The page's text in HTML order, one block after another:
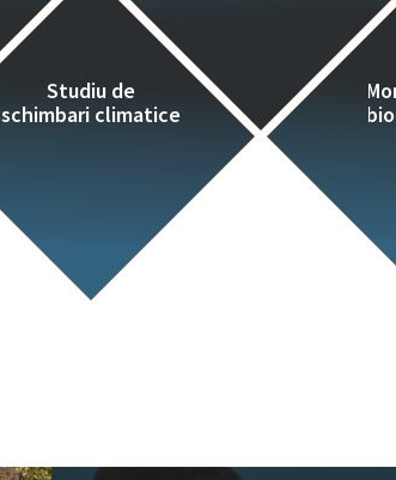
Studiu de
schimbari climatice